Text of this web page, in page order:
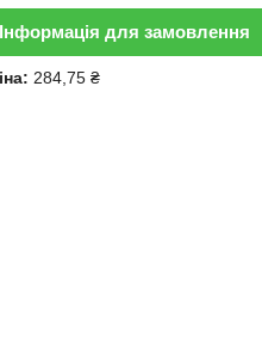
Інформація для замовлення
284,75 ₴